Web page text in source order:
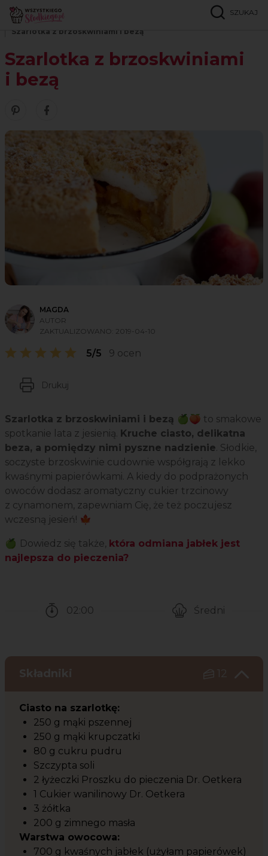
SZUKAJ
Strona główna
Szarlotka z brzoskwiniami i bezą
Szarlotka z brzoskwiniami
i bezą
Zobacz nasze piny w serwisie Pinterest
Udostępnij ten przepis w serwisie Facebook
MAGDA
AUTOR
ZAKTUALIZOWANO: 2019-04-10
5/5 9 ocen
Drukuj
Szarlotka z brzoskwiniami i bezą 🍏🍑 to smakowe
spotkanie lata z jesienią. Kruche ciasto, delikatna
beza, a pomiędzy nimi pyszne nadzienie. Słodkie,
soczyste brzoskwinie cudownie współgrają z lekko
kwaśnymi papierówkami. A kiedy do podprażonych
owoców dodasz aromatyczny cukier trzcinowy
z cynamonem, zapewniam Cię, że też poczujesz
wczesną jesień! 🍁
🍏 Dowiedz się także, która odmiana jabłek jest
najlepsza do pieczenia?
02:00
Średni
Składniki 12
Ciasto na szarlotkę:
250 g mąki pszennej
250 g mąki krupczatki
80 g cukru pudru
Szczypta soli
2 łyżeczki Proszku do pieczenia Dr. Oetkera
1 Cukier wanilinowy Dr. Oetkera
3 żółtka
200 g zimnego masła
Warstwa owocowa:
700 g kwaśnych jabłek (użyłam papierówek)